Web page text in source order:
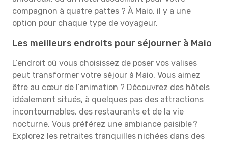
compagnon à quatre pattes ? À Maio, il y a une
option pour chaque type de voyageur.
Les meilleurs endroits pour séjourner à Maio
L’endroit où vous choisissez de poser vos valises
peut transformer votre séjour à Maio. Vous aimez
être au cœur de l’animation ? Découvrez des hôtels
idéalement situés, à quelques pas des attractions
incontournables, des restaurants et de la vie
nocturne. Vous préférez une ambiance paisible ?
Explorez les retraites tranquilles nichées dans des